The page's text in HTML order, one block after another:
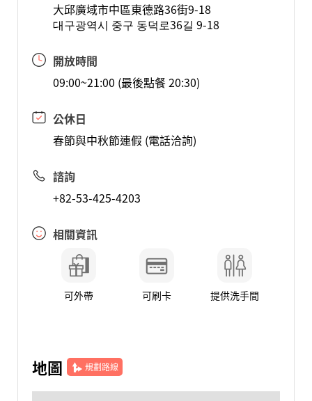
大邱廣域市中區東德路36街9-18
대구광역시 중구 동덕로36길 9-18
開放時間
09:00~21:00 (最後點餐 20:30)
公休日
春節與中秋節連假 (電話洽詢)
諮詢
+82-53-425-4203
相關資訊
可外帶 可刷卡 提供洗手間
地圖 規劃路線